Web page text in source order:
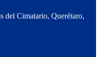
del Cimatario, Querétaro,